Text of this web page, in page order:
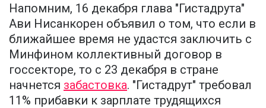
Напомним, 16 декабря глава "Гистадрута"
Ави Нисанкорен объявил о том, что если в
ближайшее время не удастся заключить с
Минфином коллективный договор в
госсекторе, то с 23 декабря в стране
начнется забастовка. "Гистадрут" требовал
11% прибавки к зарплате трудящихся